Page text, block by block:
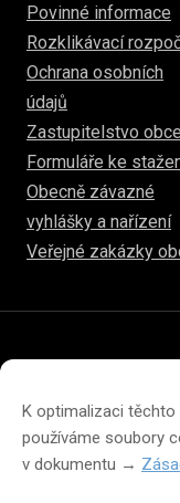
K optimalizaci těchto
používáme soubory
v dokumentu →
Povinné informace
Rozklikávací
Ochrana osobních
údajů
Zastupitelstvo obce
Formuláře ke
Obecně závazné
vyhlášky a nařízení
Veřejné zakázky
Prohlášení o
Zásady cookies